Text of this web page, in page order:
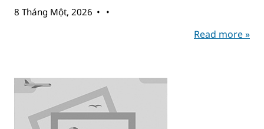
8 Tháng Một, 2026
Read more »